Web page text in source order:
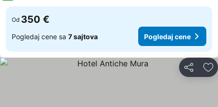
Od 350 €
Pogledaj cene sa 7 sajtova Pogledaj cene
Deli